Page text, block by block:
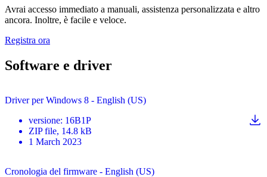
Avrai accesso immediato a manuali, assistenza personalizzata e altro
ancora. Inoltre, è facile e veloce.
Registra ora
Software e driver
Driver per Windows 8 - English (US)
versione: 16B1P
ZIP file, 14.8 kB
1 March 2023
Cronologia del firmware - English (US)